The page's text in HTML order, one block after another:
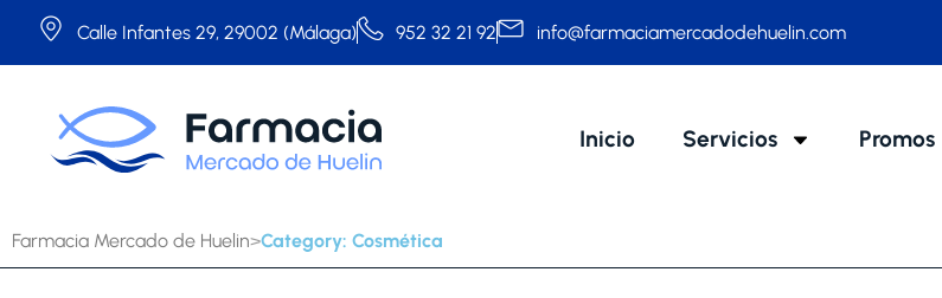
Calle Infantes 29, 29002 (Málaga) 952 32 21 92 info@farmaciamercadodehuelin.com
Inicio Servicios Promos
Farmacia Mercado de Huelin Category: Cosmética